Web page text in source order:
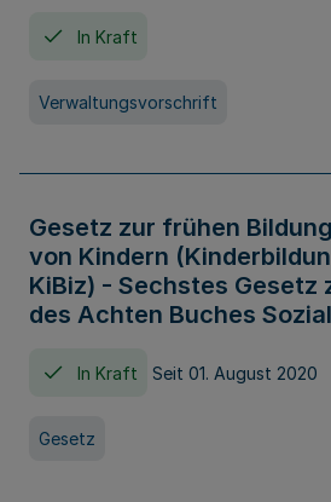
In Kraft
Verwaltungsvorschrift
Gesetz zur frühen
von Kindern
KiBiz) - Sechstes Gesetz
des Achten Buches
In Kraft Seit 01. August 2020
Gesetz